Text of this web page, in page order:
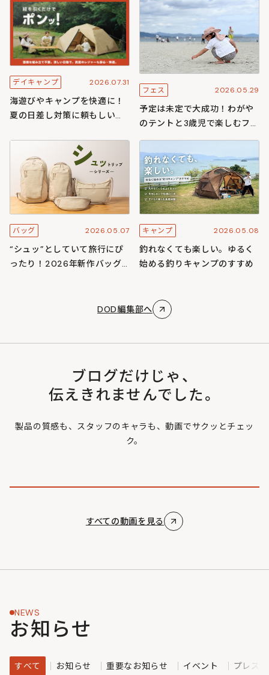
デイキャンプ 2026.07.31
海遊びやキャンプを快適に！
夏の日差し対策に頼もしいワ
ズ
フェス 2026.05.29
予定は未定で大成功！わがや
のテントと3歳児で楽しむフェ
スキャンプ
バッグ 2026.05.07
“シュッ”としていて旅行にぴ
ったり！2026年新作バッグ
キャンプ 2026.05.08
釣れなくても楽しい。ゆるく
始める釣りキャンプのすすめ
DOD編集部へ
ブログだけじゃ、
伝えきれませんでした。
製品の質感も、スタッフのキャラも、動画でサクッとチェッ
ク。
すべての動画を見る
NEWS
お知らせ
すべて お知らせ 重要なお知らせ イベント プレス